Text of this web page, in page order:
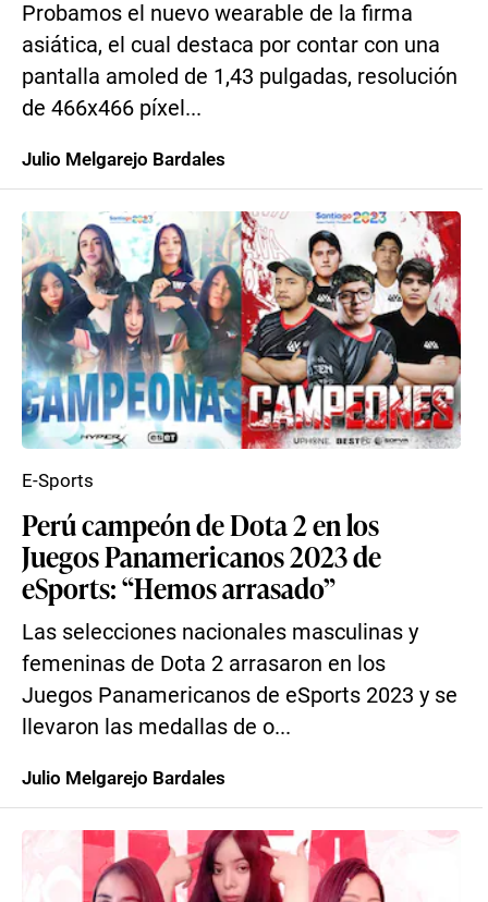
Probamos el nuevo wearable de la firma
asiática, el cual destaca por contar con una
pantalla amoled de 1,43 pulgadas, resolución
de 466x466 píxel...
Julio Melgarejo Bardales
Perú campeón de Dota 2 en los
Juegos Panamericanos 2023 de
eSports: “Hemos arrasado”
Las selecciones nacionales masculinas y
femeninas de Dota 2 arrasaron en los
Juegos Panamericanos de eSports 2023 y se
llevaron las medallas de o...
E-Sports
Julio Melgarejo Bardales